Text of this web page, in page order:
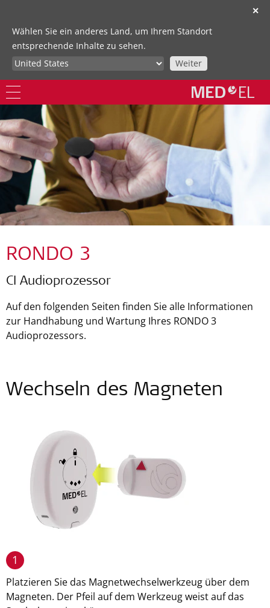
✕
Wählen Sie ein anderes Land, um Ihrem Standort
entsprechende Inhalte zu sehen.
Weiter
RONDO 3
CI Audioprozessor
Auf den folgenden Seiten finden Sie alle Informationen
zur Handhabung und Wartung Ihres RONDO 3
Audioprozessors.
Wechseln des Magneten
1
Platzieren Sie das Magnetwechselwerkzeug über dem
Magneten. Der Pfeil auf dem Werkzeug weist auf das